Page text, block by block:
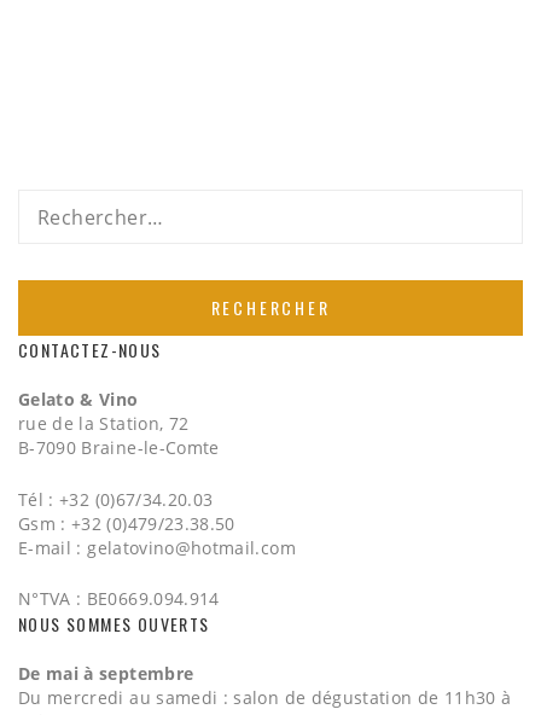
Rechercher :
CONTACTEZ-NOUS
Gelato & Vino
rue de la Station, 72
B-7090 Braine-le-Comte
Tél : +32 (0)67/34.20.03
Gsm : +32 (0)479/23.38.50
E-mail : gelatovino@hotmail.com
N°TVA : BE0669.094.914
NOUS SOMMES OUVERTS
De mai à septembre
Du mercredi au samedi : salon de dégustation de 11h30 à